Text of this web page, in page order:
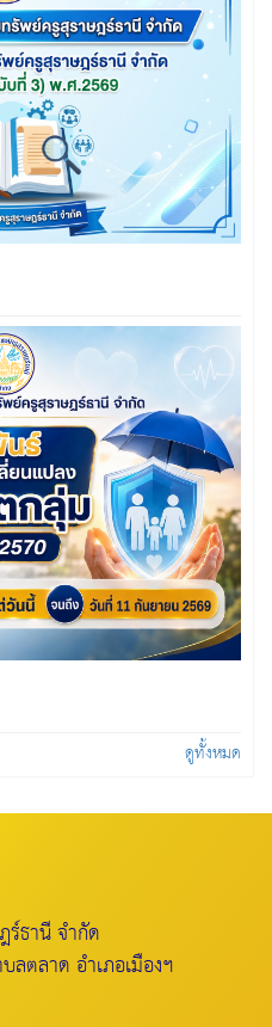
ดูทั้งหมด
ธานี จำกัด
ตลาด อำเภอเมืองฯ